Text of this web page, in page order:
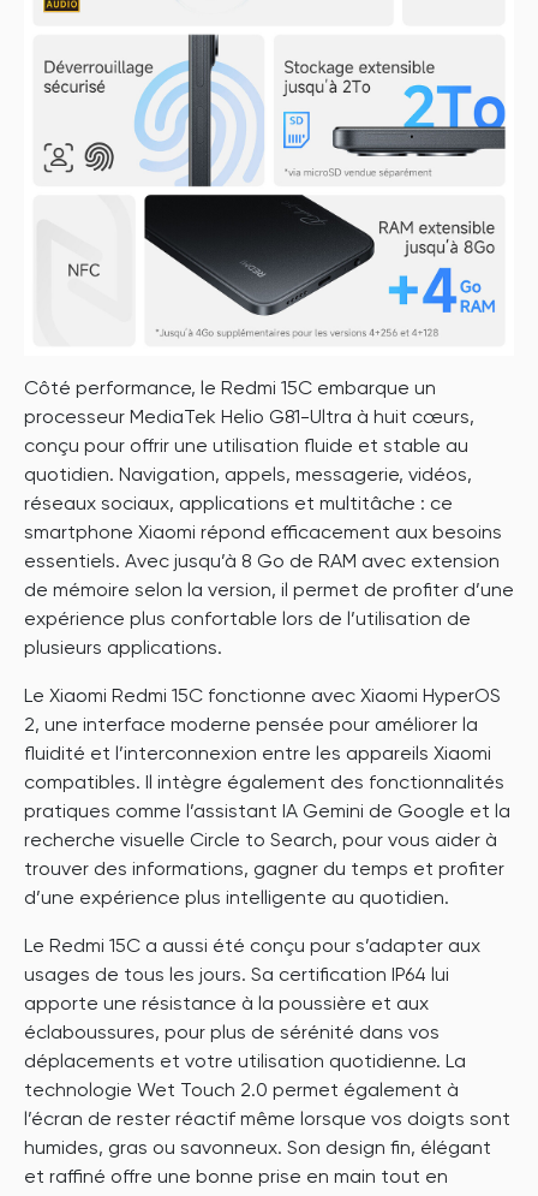
Côté performance, le Redmi 15C embarque un
processeur MediaTek Helio G81-Ultra à huit cœurs,
conçu pour offrir une utilisation fluide et stable au
quotidien. Navigation, appels, messagerie, vidéos,
réseaux sociaux, applications et multitâche : ce
smartphone Xiaomi répond efficacement aux besoins
essentiels. Avec jusqu’à 8 Go de RAM avec extension
de mémoire selon la version, il permet de profiter d’une
expérience plus confortable lors de l’utilisation de
plusieurs applications.
Le Xiaomi Redmi 15C fonctionne avec Xiaomi HyperOS
2, une interface moderne pensée pour améliorer la
fluidité et l’interconnexion entre les appareils Xiaomi
compatibles. Il intègre également des fonctionnalités
pratiques comme l’assistant IA Gemini de Google et la
recherche visuelle Circle to Search, pour vous aider à
trouver des informations, gagner du temps et profiter
d’une expérience plus intelligente au quotidien.
Le Redmi 15C a aussi été conçu pour s’adapter aux
usages de tous les jours. Sa certification IP64 lui
apporte une résistance à la poussière et aux
éclaboussures, pour plus de sérénité dans vos
déplacements et votre utilisation quotidienne. La
technologie Wet Touch 2.0 permet également à
l’écran de rester réactif même lorsque vos doigts sont
humides, gras ou savonneux. Son design fin, élégant
et raffiné offre une bonne prise en main tout en